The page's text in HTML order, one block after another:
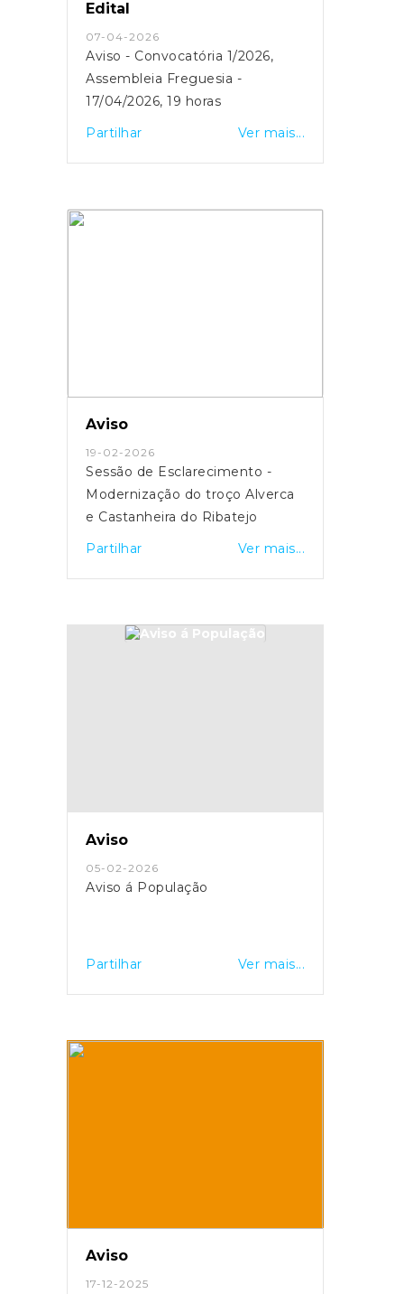
Estuário do Tejo, e apelamos à
participação da população, no
próximo dia 14 de Março, pelas
11h00 à porta do Hospital de
Vila Franca de Xira.
Edital
07-04-2026
Aviso - Convocatória 1/2026,
Assembleia Freguesia -
17/04/2026, 19 horas
Partilhar
Ver mais...
Aviso
19-02-2026
Sessão de Esclarecimento -
Modernização do troço Alverca
e Castanheira do Ribatejo
Partilhar
Ver mais...
Aviso
05-02-2026
Aviso á População
Partilhar Ver mais...
Aviso
17-12-2025